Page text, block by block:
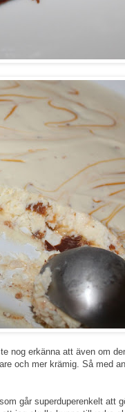
nog erkänna att även om
och mer krämig. Så med
går superduperenkelt att